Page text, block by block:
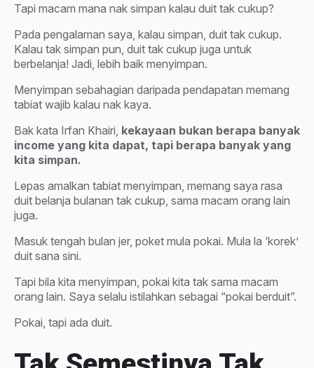
Tapi macam mana nak simpan kalau duit tak cukup?
Pada pengalaman saya, kalau simpan, duit tak cukup.
Kalau tak simpan pun, duit tak cukup juga untuk
berbelanja! Jadi, lebih baik menyimpan.
Menyimpan sebahagian daripada pendapatan memang
tabiat wajib kalau nak kaya.
Bak kata Irfan Khairi, kekayaan bukan berapa banyak
income yang kita dapat, tapi berapa banyak yang
kita simpan.
Lepas amalkan tabiat menyimpan, memang saya rasa
duit belanja bulanan tak cukup, sama macam orang lain
juga.
Masuk tengah bulan jer, poket mula pokai. Mula la ‘korek’
duit sana sini.
Tapi bila kita menyimpan, pokai kita tak sama macam
orang lain. Saya selalu istilahkan sebagai “pokai berduit”.
Pokai, tapi ada duit.